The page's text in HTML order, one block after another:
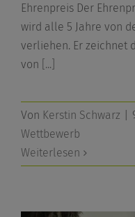
Ehrenpreis Der
wird alle 5 Jahre von
verliehen. Er zeichnet
von [...]
Von Kerstin Schwarz
Wettbewerb
Weiterlesen